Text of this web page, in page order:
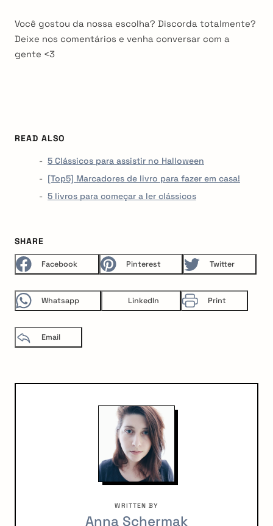
Você gostou da nossa escolha? Discorda totalmente?
Deixe nos comentários e venha conversar com a
gente <3
READ ALSO
5 Clássicos para assistir no Halloween
[Top5] Marcadores de livro para fazer em casa!
5 livros para começar a ler clássicos
SHARE
Facebook Pinterest Twitter
Whatsapp LinkedIn Print
Email
WRITTEN BY
Anna Schermak